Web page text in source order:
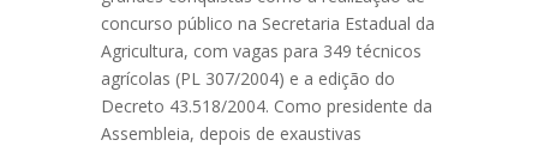
concurso público na Secretaria Estadual da
Agricultura, com vagas para 349 técnicos
agrícolas (PL 307/2004) e a edição do
Decreto 43.518/2004. Como presidente da
Assembleia, depois de exaustivas